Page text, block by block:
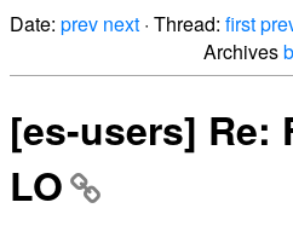
Date: prev next · Thread: first
Archives
[es-users] Re:
LO